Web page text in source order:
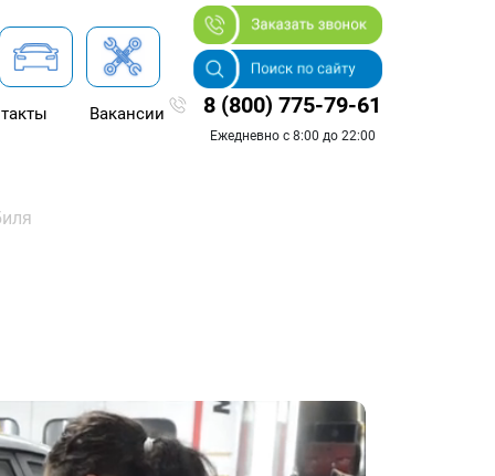
Вакансии 8 (800) 775-79-61
Ежедневно с 8:00 до 22:00